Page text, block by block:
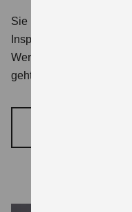
Sie möchten Ihr
Inspektion, eine TÜV-
Werkstatttermin
geht’s ganz einfach.